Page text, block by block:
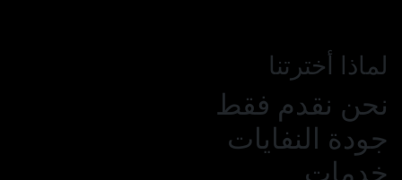
لماذا أخترتنا
نحن نقدم فقط
جودة النفايات
خدمات